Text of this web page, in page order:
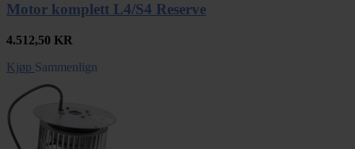
Motor komplett L4/S4 Reserve
4.512,50 KR
Kjøp Sammenlign